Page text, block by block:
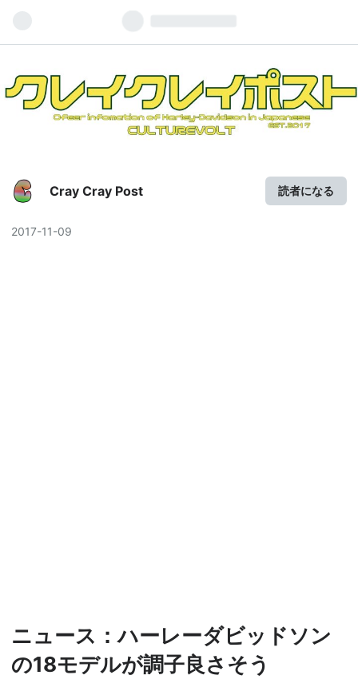
Cray Cray Post 読者になる
2017-11-09
ニュース：ハーレーダビッドソン
の18モデルが調子良さそう